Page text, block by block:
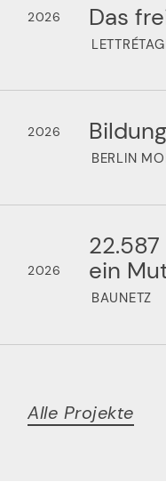
2026 Das
2026
BERLIN
2026
ein
BAUNETZ
Alle Projekte